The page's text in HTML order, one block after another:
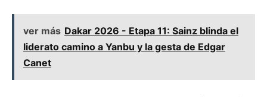
ver más Dakar 2026 - Etapa 11: Sainz blinda el
liderato camino a Yanbu y la gesta de Edgar
Canet